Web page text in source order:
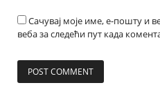
Сачувај моје име, е-пошту и
веба за следећи пут када